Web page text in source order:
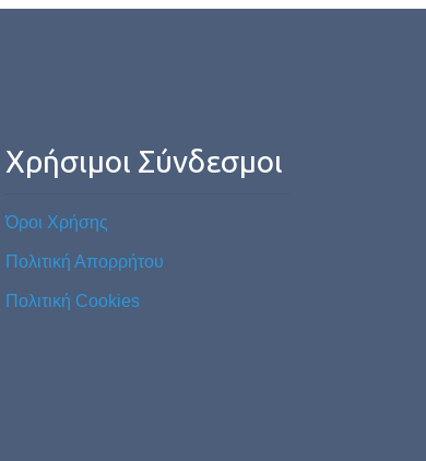
Χρήσιμοι Σύνδεσμοι
Όροι Χρήσης
Πολιτική Απορρήτου
Πολιτική Cookies